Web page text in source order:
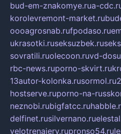
bud-em-znakomye.rua-
korolevremont-market.ru
oooagrosnab.rufpodaso.ru
ukrasotki.ruseksuzbek.ru
sovratili.ruolecoon.ruvd-
rbc-news.ruporno-skvirt.ru
13autor-kolonka.rusormol.ru
hostserve.ruporno-na-
neznobi.rubigfatcc.ru
delfinet.rusilvernano.ru
velotrenajery.rupronso54.ru